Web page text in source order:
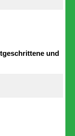
und